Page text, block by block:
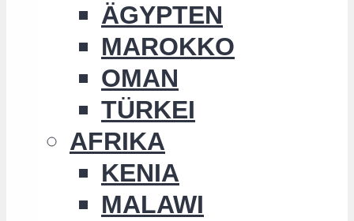
ÄGYPTEN
MAROKKO
OMAN
TÜRKEI
AFRIKA
KENIA
MALAWI